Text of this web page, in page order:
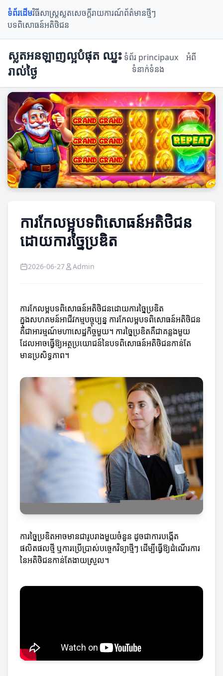
ទំព័រដើមវិធីសាស្ត្រស្លតសេចក្តីរាយការណ៍ព័ត៌មានថ្មីៗ
បទពិសោធន៍អតិថិជន
ស្លតអនឡាញល្អបំផុត ឈ្នះ
រាល់ថ្ងៃ
ទំព័រ principaux
អំពី
ទំនាក់ទំនង
ការកែលម្អបទពិសោធន៍អតិថិជន
ដោយការច្នៃប្រឌិត
2026-06-27 Admin
ការកែលម្អបទពិសោធន៍អតិថិជនដោយការច្នៃប្រឌិត
ក្នុងសហគមន៍អាជីវកម្មបច្ចុប្បន្ន ការកែលម្អបទពិសោធន៍អតិថិជន
គឺជាអារម្មណ៍មហាសេដ្ឋកិច្ចមួយ។ ការច្នៃប្រឌិតគឺជាគន្លងមួយ
ដែលអាចធ្វើឱ្យអត្ថប្រយោជន៍នៃបទពិសោធន៍អតិថិជនកាន់តែ
មានប្រសិទ្ធភាព។
ការច្នៃប្រឌិតអាចមានជារូបរាងមួយចំនួន ដូចជាការបង្កើត
ផលិតផលថ្មី ឬការប្រើប្រាស់បច្ចេកវិទ្យាថ្មីៗ ដើម្បីធ្វើឱ្យដំណើរការ
នៃអតិថិជនកាន់តែងាយស្រួល។